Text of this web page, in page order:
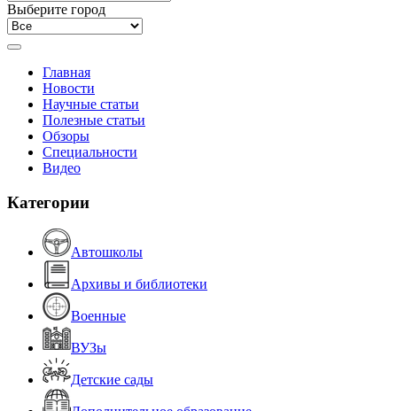
Выберите город
Главная
Новости
Научные статьи
Полезные статьи
Обзоры
Специальности
Видео
Категории
Автошколы
Архивы и библиотеки
Военные
ВУЗы
Детские сады